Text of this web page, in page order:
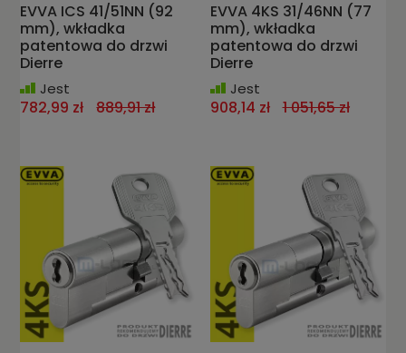
EVVA ICS 41/51NN (92
mm), wkładka
patentowa do drzwi
Dierre
Jest
782,99 zł 889,91 zł
EVVA 4KS 31/46NN (77
mm), wkładka
patentowa do drzwi
Dierre
Jest
908,14 zł 1 051,65 zł